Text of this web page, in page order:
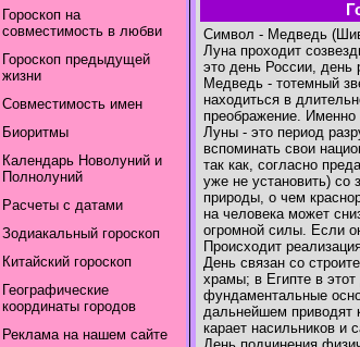
Гороскоп на
совместимость в любви
Гороскоп предыдущей
жизни
Совместимость имен
Биоритмы
Календарь Новолуний и
Полнолуний
Расчеты с датами
Зодиакальный гороскоп
Китайский гороскоп
Географические
координаты городов
Реклама на нашем сайте
Символ - Медведь
Луна проходит
это день России, день
Медведь - тотемный
находиться в
преображение.
Луны - это период
вспоминать свои
так как, согласно
уже не установить)
природы, о чем
на человека может
огромной силы. Если
Происходит
День связан со
храмы; в Египте в
фундаментальные
дальнейшем приводят
карает насильников и